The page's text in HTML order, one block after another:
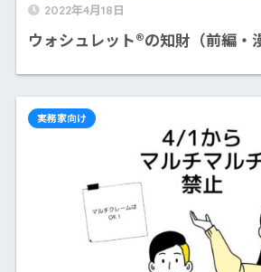
2022年4月18日
ウォシュレット®の知財（前編・
実務家向け